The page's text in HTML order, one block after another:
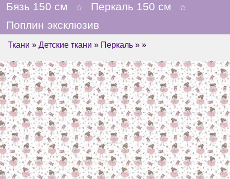
Бязь 150 см ☆ Перкаль 150 см ☆
Поплин эксклюзив
Ткани » Детские ткани » Перкаль » »